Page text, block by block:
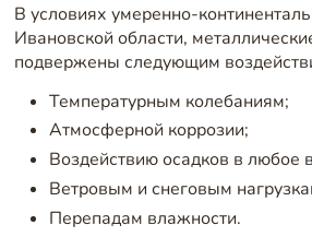
В условиях умеренно-
Ивановской области,
подвержены следующим
Температурным колебаниям;
Атмосферной коррозии;
Воздействию осадков в любое
Ветровым и снеговым
Перепадам влажности.